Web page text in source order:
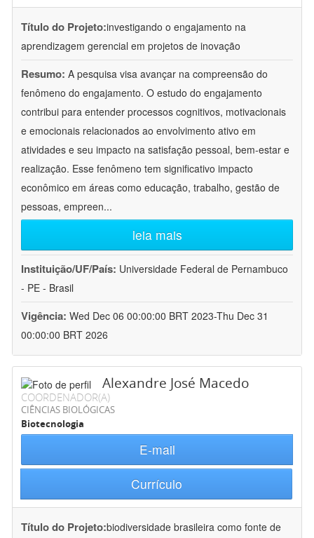
Título do Projeto:investigando o engajamento na
aprendizagem gerencial em projetos de inovação
Resumo: A pesquisa visa avançar na compreensão do
fenômeno do engajamento. O estudo do engajamento
contribui para entender processos cognitivos, motivacionais
e emocionais relacionados ao envolvimento ativo em
atividades e seu impacto na satisfação pessoal, bem-estar e
realização. Esse fenômeno tem significativo impacto
econômico em áreas como educação, trabalho, gestão de
pessoas, empreen...
leia mais
Instituição/UF/País: Universidade Federal de Pernambuco
- PE - Brasil
Vigência: Wed Dec 06 00:00:00 BRT 2023-Thu Dec 31
00:00:00 BRT 2026
Alexandre José Macedo
COORDENADOR(A)
CIÊNCIAS BIOLÓGICAS
Biotecnologia
E-mail
Currículo
Título do Projeto:biodiversidade brasileira como fonte de